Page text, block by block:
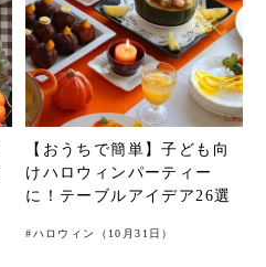
【おうちで簡単】子ども向
けハロウィンパーティー
に！テーブルアイデア26選
#ハロウィン（10月31日）